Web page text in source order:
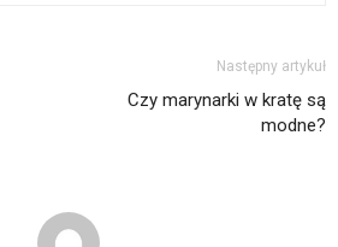
Następny artykuł
Czy marynarki w kratę są
modne?